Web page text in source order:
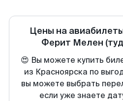
Цены на
Ферит Мелен
😍 Вы можете купить
из Красноярска по
вы можете выбрать
если уже знаете